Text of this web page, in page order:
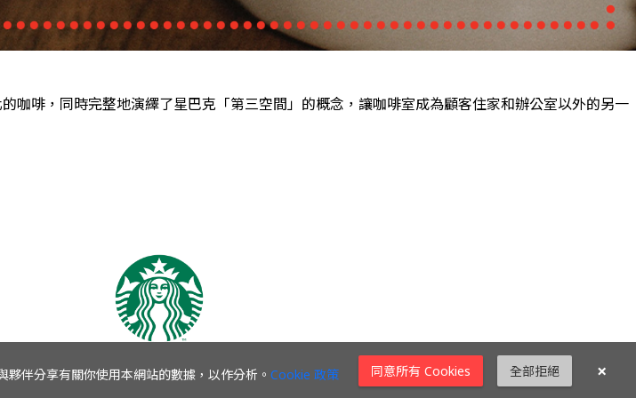
伴分享有關你使用本網站的數據，以作分析。 Cookie 政策 同意所有 Cookies 全部拒絕 ×
咖啡，同時完整地演繹了星巴克「第三空間」的概念，讓咖啡室成為顧客住家和辦公室以外的另一